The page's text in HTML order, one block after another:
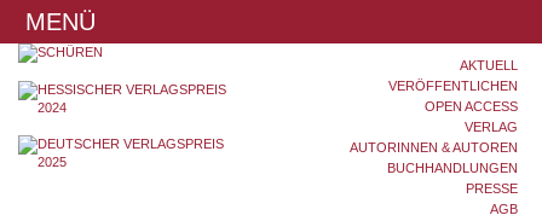
MENÜ
AKTUELL
VERÖFFENTLICHEN
OPEN ACCESS
VERLAG
AUTORINNEN & AUTOREN
BUCHHANDLUNGEN
PRESSE
AGB